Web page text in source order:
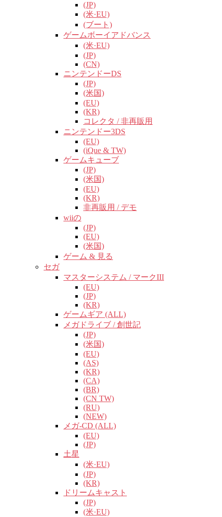
(JP)
(米·EU)
(ブート)
ゲームボーイアドバンス
(米·EU)
(JP)
(CN)
ニンテンドーDS
(JP)
(米国)
(EU)
(KR)
コレクタ / 非再販用
ニンテンドー3DS
(EU)
(iQue & TW)
ゲームキューブ
(JP)
(米国)
(EU)
(KR)
非再販用 / デモ
wiiの
(JP)
(EU)
(米国)
ゲーム & 見る
セガ
マスターシステム / マークIII
(EU)
(JP)
(KR)
ゲームギア (ALL)
メガドライブ / 創世記
(JP)
(米国)
(EU)
(AS)
(KR)
(CA)
(BR)
(CN TW)
(RU)
(NEW)
メガ-CD (ALL)
(EU)
(JP)
土星
(米·EU)
(JP)
(KR)
ドリームキャスト
(JP)
(米·EU)